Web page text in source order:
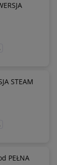
STEAM
PEŁNA